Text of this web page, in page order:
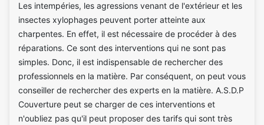
Les intempéries, les agressions venant de l'extérieur et les
insectes xylophages peuvent porter atteinte aux
charpentes. En effet, il est nécessaire de procéder à des
réparations. Ce sont des interventions qui ne sont pas
simples. Donc, il est indispensable de rechercher des
professionnels en la matière. Par conséquent, on peut vous
conseiller de rechercher des experts en la matière. A.S.D.P
Couverture peut se charger de ces interventions et
n'oubliez pas qu'il peut proposer des tarifs qui sont très